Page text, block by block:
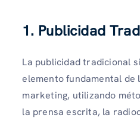
1. Publicidad
La publicidad tradicional
elemento fundamental de
marketing, utilizando
la prensa escrita, la